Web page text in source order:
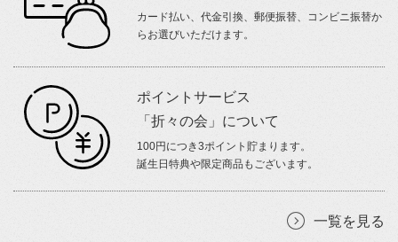
カード払い、代金引換、郵便振替、コンビニ振替か
らお選びいただけます。
ポイントサービス
「折々の会」について
100円につき3ポイント貯まります。
誕生日特典や限定商品もございます。
一覧を見る